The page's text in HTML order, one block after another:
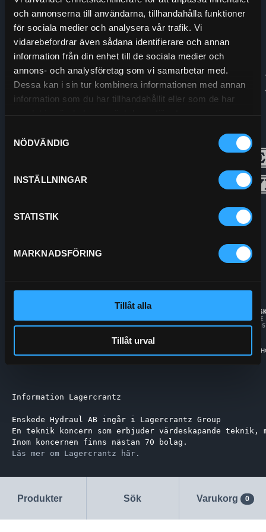
och annonserna till användarna, tillhandahålla funktioner
för sociala medier och analysera vår trafik. Vi
vidarebefordrar även sådana identifierare och annan
information från din enhet till de sociala medier och
annons- och analysföretag som vi samarbetar med.
Dessa kan i sin tur kombinera informationen med annan
information som du har tillhandahållit eller som de har
NÖDVÄNDIG
INSTÄLLNINGAR
STATISTIK
MARKNADSFÖRING
Tillåt alla
Tillåt urval
Produkter Sök Varukorg 0
Information Lagercrantz
Enskede Hydraul AB ingår i Lagercrantz Group
En teknik koncern som erbjuder värdeskapande
Inom koncernen finns nästan 70 bolag.
Läs mer om Lagercrantz här.
Org.nr: 556208-5778